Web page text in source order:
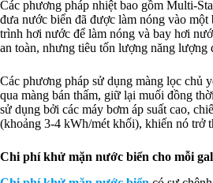
Các phương pháp nhiệt bao gồm Multi-
đưa nước biển đã được làm nóng vào
trình hơi nước để làm nóng và bay hơi
an toàn, nhưng tiêu tốn lượng năng lượng
Các phương pháp sử dụng màng lọc chủ
qua màng bán thấm, giữ lại muối đồng
sử dụng bởi các máy bơm áp suất cao,
(khoảng 3-4 kWh/mét khối), khiến nó trở
Chi phí khử mặn nước biển cho mỗi